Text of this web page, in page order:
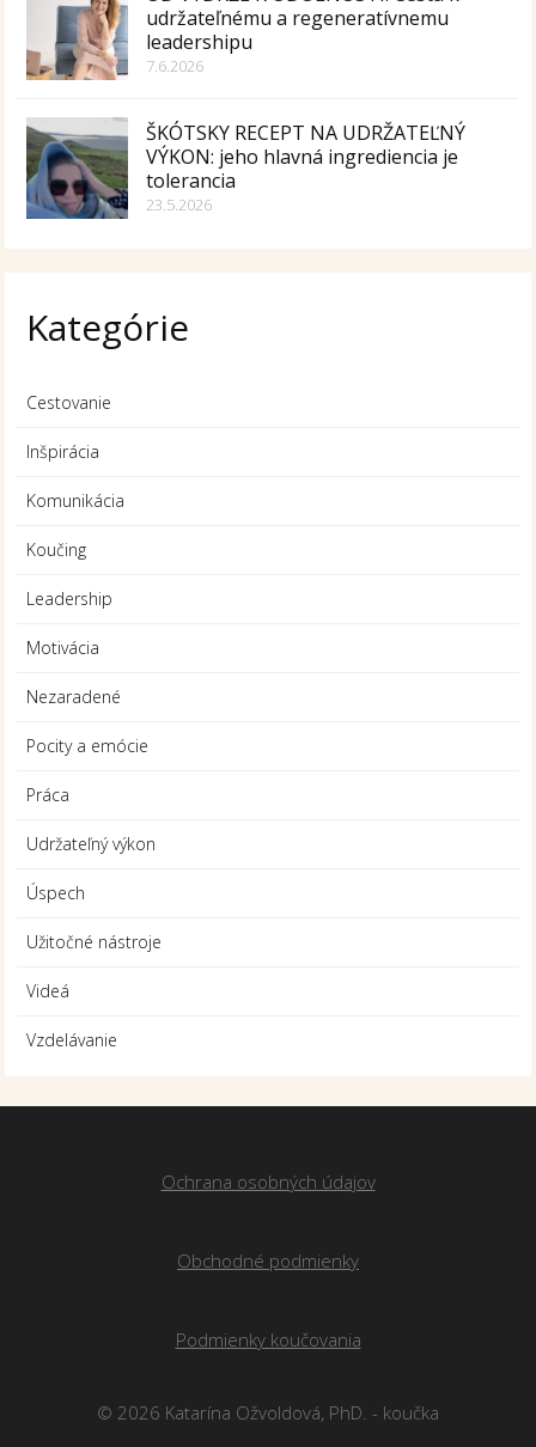
udržateľnému a regeneratívnemu
leadershipu
7.6.2026
ŠKÓTSKY RECEPT NA UDRŽATEĽNÝ
VÝKON: jeho hlavná ingrediencia je
tolerancia
23.5.2026
Kategórie
Cestovanie
Inšpirácia
Komunikácia
Koučing
Leadership
Motivácia
Nezaradené
Pocity a emócie
Práca
Udržateľný výkon
Úspech
Užitočné nástroje
Videá
Vzdelávanie
Ochrana osobných údajov
Obchodné podmienky
Podmienky koučovania
© 2026 Katarína Ožvoldová, PhD. - koučka